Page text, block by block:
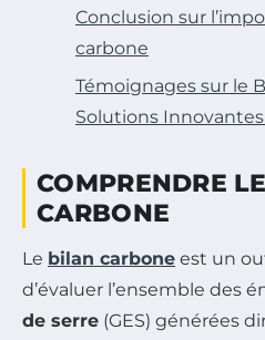
Conclusion sur
carbone
Témoignages sur le
Solutions
COMPRENDRE
CARBONE
Le bilan carbone est un
d’évaluer l’ensemble des
de serre (GES) générées